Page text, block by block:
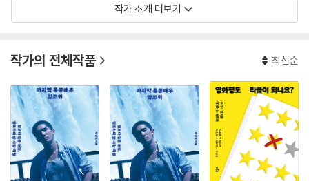
작가 소개 더보기
작가의 전체작품 최신순